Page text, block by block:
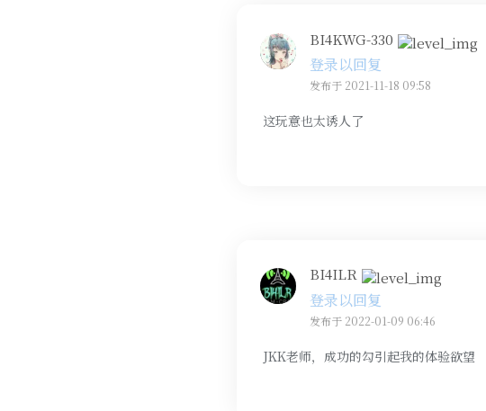
BI4KWG-330
登录以回复
发布于 2021-11-18 09:58
这玩意也太诱人了
BI4ILR
登录以回复
发布于 2022-01-09 06:46
JKK老师，成功的勾引起我的体验欲望